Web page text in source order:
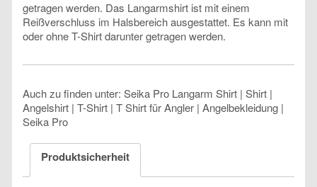
getragen werden. Das Langarmshirt ist mit einem
Reißverschluss im Halsbereich ausgestattet. Es kann mit
oder ohne T-Shirt darunter getragen werden.
Auch zu finden unter: Seika Pro Langarm Shirt | Shirt |
Angelshirt | T-Shirt | T Shirt für Angler | Angelbekleidung |
Seika Pro
Produktsicherheit